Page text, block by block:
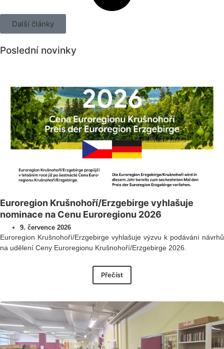
Další články
Poslední novinky
Euroregion Krušnohoří/Erzgebirge vyhlašuje
nominace na Cenu Euroregionu 2026
9. července 2026
Euroregion Krušnohoří/Erzgebirge vyhlašuje výzvu k podávání návrhů
na udělení Ceny Euroregionu Krušnohoří/Erzgebirge 2026.
Přečíst